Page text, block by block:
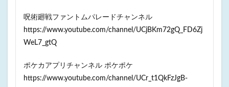
呪術廻戦ファントムパレードチャンネル
https://www.youtube.com/channel/UCjBKm72gQ_FD6Zj
WeL7_gtQ
ポケカアプリチャンネル ポケポケ
https://www.youtube.com/channel/UCr_t1QkFzJgB-